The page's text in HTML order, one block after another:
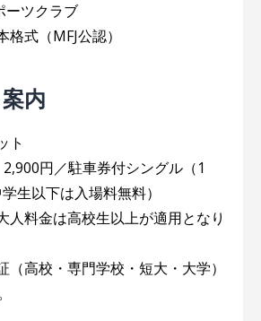
ーツクラブ
式（MFJ公認）
内
ト
円／駐車券付シングル（1
生以下は入場料無料）
料金は高校生以上が適用となり
高校・専門学校・短大・大学）